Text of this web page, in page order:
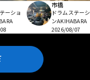
ーショ
市橋
ドラムステー
ンAKIHABARA
2026/08/07